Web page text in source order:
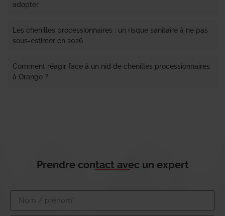
adopter
Les chenilles processionnaires : un risque sanitaire à ne pas
sous-estimer en 2026
Comment réagir face à un nid de chenilles processionnaires
à Orange ?
Prendre contact avec un expert